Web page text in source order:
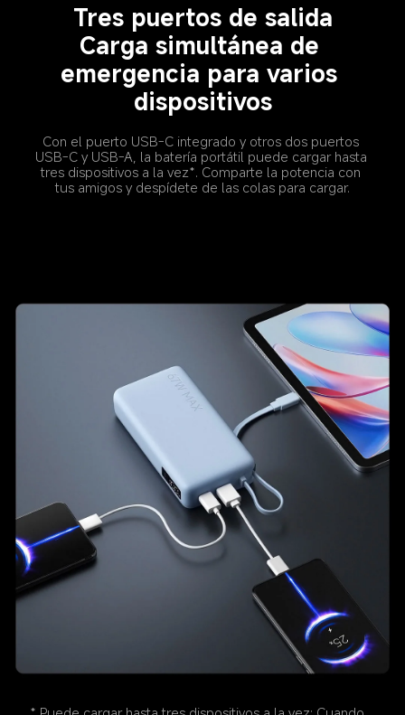
Tres puertos de salida
Carga simultánea de
emergencia para varios
dispositivos
Con el puerto USB-C integrado y otros dos puertos
USB-C y USB-A, la batería portátil puede cargar hasta
tres dispositivos a la vez*. Comparte la potencia con
tus amigos y despídete de las colas para cargar.